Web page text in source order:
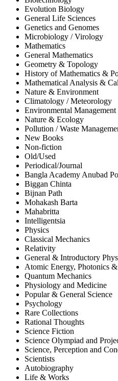
Evolution Biology
General Life Sciences
Genetics and Genomes
Microbiology / Virology
Mathematics
General Mathematics
Geometry & Topology
History of Mathematics &
Mathematical Analysis &
Nature & Environment
Climatology / Meteorology
Environmental
Nature & Ecology
Pollution / Waste
New Books
Non-fiction
Old/Used
Periodical/Journal
Bangla Academy Anubad
Biggan Chinta
Bijnan Path
Mohakash Barta
Mahabritta
Intelligentsia
Physics
Classical Mechanics
Relativity
General & Introductory
Atomic Energy, Photonics
Quantum Mechanics
Physiology and Medicine
Popular & General Science
Psychology
Rare Collections
Rational Thoughts
Science Fiction
Science Olympiad and
Science, Perception and
Scientists
Autobiography
Life & Works